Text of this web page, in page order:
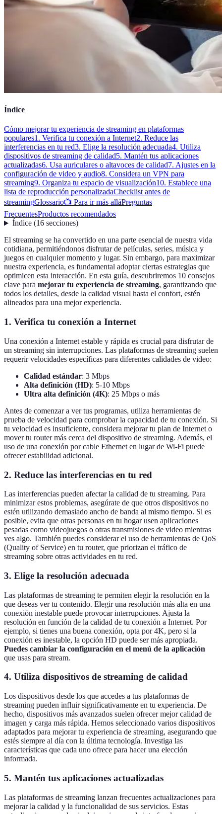
Índice
Cómo mejorar tu experiencia de streaming en plataformas
populares1. Verifica tu conexión a Internet2. Reduce las
interferencias en tu red3. Elige la resolución adecuada4. Utiliza
dispositivos de streaming de calidad5. Mantén tus aplicaciones
actualizadas6. Usa auriculares o altavoces de calidad7. Ajustes en la
configuración de video y audio8. Considera un VPN para
streaming9. Organiza tu espacio de visualización10. Establece una
lista de reproducción personalizadaChecklist antes de
streamingGlossario📺 Para ir más alláPreguntas
FrecuentesProductos recomendados
Índice(16 secciones)
El streaming se ha convertido en una parte esencial de nuestra vida
cotidiana, permitiéndonos disfrutar de películas, series, música y
juegos en cualquier momento y lugar. Sin embargo, para maximizar
nuestra experiencia, es fundamental adoptar ciertas estrategias que
optimicen esta interacción. En esta guía, descubriremos 10 consejos
clave para mejorar tu experiencia de streaming, garantizando que
todos los detalles, desde la calidad visual hasta el confort, estén
alineados para una mejor experiencia.
1. Verifica tu conexión a Internet
Una conexión a Internet estable y rápida es crucial para disfrutar de
un streaming sin interrupciones. Las plataformas de streaming suelen
requerir velocidades específicas para diferentes calidades de video:
Calidad estándar: 3 Mbps
Alta definición (HD): 5-10 Mbps
Ultra alta definición (4K): 25 Mbps o más
Antes de comenzar a ver tus programas, utiliza herramientas de
prueba de velocidad para comprobar la capacidad de tu conexión. Si
tu velocidad es insuficiente, considera mejorar tu plan de Internet o
mover tu router más cerca del dispositivo de streaming. Además, el
uso de una conexión por cable Ethernet en lugar de Wi-Fi puede
ofrecer estabilidad adicional.
2. Reduce las interferencias en tu red
Las interferencias pueden afectar la calidad de tu streaming. Para
minimizar estos problemas, asegúrate de que otros dispositivos no
estén utilizando demasiado ancho de banda al mismo tiempo. Si es
posible, evita que otras personas en tu hogar usen aplicaciones
pesadas como videojuegos o otras transmisiones de video mientras
ves algo. También puedes considerar el uso de herramientas de QoS
(Quality of Service) en tu router, que priorizan el tráfico de
streaming sobre otras actividades en tu red.
3. Elige la resolución adecuada
Las plataformas de streaming te permiten elegir la resolución en la
que deseas ver tu contenido. Elegir una resolución más alta en una
conexión inestable puede provocar interrupciones. Ajusta la
resolución en función de la calidad de tu conexión a Internet. Por
ejemplo, si tienes una buena conexión, opta por 4K, pero si la
conexión es inestable, la opción HD puede ser más apropiada.
Puedes cambiar la configuración en el menú de la aplicación
que usas para stream.
4. Utiliza dispositivos de streaming de calidad
Los dispositivos desde los que accedes a tus plataformas de
streaming pueden influir significativamente en tu experiencia. De
hecho, dispositivos más avanzados suelen ofrecer mejor calidad de
imagen y carga más rápida. Hemos seleccionado varios dispositivos
adaptados para mejorar tu experiencia de streaming, asegurando que
estés siempre al día con la última tecnología. Investiga las
características que cada uno ofrece para hacer una elección
informada.
5. Mantén tus aplicaciones actualizadas
Las plataformas de streaming lanzan frecuentes actualizaciones para
mejorar la calidad y la funcionalidad de sus servicios. Estas